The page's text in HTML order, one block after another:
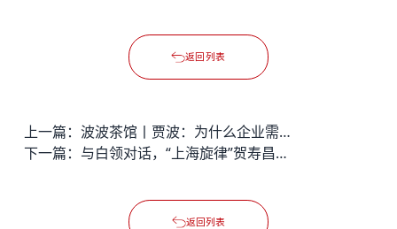
返回列表
上一篇：
波波茶馆丨贾波：为什么企业需要持续增长？
下一篇：
与白领对话，“上海旋律”贺寿昌音乐人物肖像油画展走进德必
返回列表